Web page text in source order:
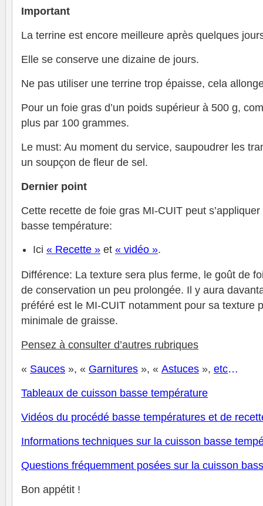
Important
La terrine est encore meilleure après quelques
Elle se conserve une dizaine de jours.
Ne pas utiliser une terrine trop épaisse, cela
Pour un foie gras d’un poids supérieur à 500 g,
plus par 100 grammes.
Le must: Au moment du service, saupoudrer les
un soupçon de fleur de sel.
Dernier point
Cette recette de foie gras MI-CUIT peut
basse température:
Ici « Recette » et « vidéo ».
Différence: La texture sera plus ferme, le goût de
de conservation un peu prolongée. Il y aura
préféré est le MI-CUIT notamment pour sa texture
minimale de graisse.
Pensez à consulter d’autres rubriques
« Sauces », « Garnitures », « Astuces », etc…
Tableaux de cuisson basse température
Vidéos du procédé basse températures et de
Informations techniques sur la cuisson basse
Questions fréquemment posées sur la cuisson
Bon appétit !